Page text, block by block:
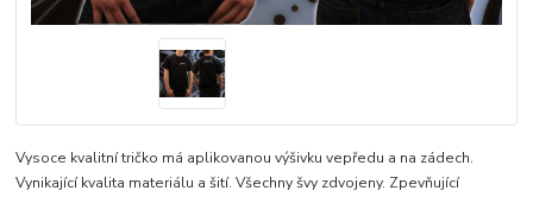
Vysoce kvalitní tričko má aplikovanou výšivku vepředu a na zádech.
Vynikající kvalita materiálu a šití. Všechny švy zdvojeny. Zpevňující